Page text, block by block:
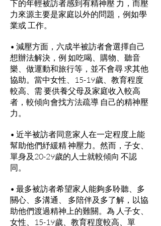
下的年輕被訪者感到有精神壓 力，而壓
力來源主要是家庭以外的問題，例如學
業或 工作。
• 減壓方面，六成半被訪者會選擇自己
想辦法解決，例 如吃喝、購物、聽音
樂、做運動和旅行等，並不會尋 求其他
協助。當中女性、15-19歲、教育程度
較高、需 要供養父母及家庭收入較高
者，較傾向會找方法疏導 自己的精神壓
力。
• 近半被訪者同意家人在一定程度上能
幫助他們紓緩精 神壓力。然而，子女、
單身及20-29歲的人士就較傾向 不認
同。
• 最多被訪者希望家人能夠多聆聽、多
關心、多溝通、 多陪伴及多了解，以協
助他們渡過精神上的難關。為 人子女、
女性、15-19歲、教育程度較高、單